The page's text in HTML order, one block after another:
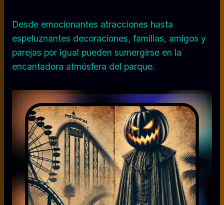
Desde emocionantes atracciones hasta
espeluznantes decoraciones, familias, amigos y
parejas por igual pueden sumergirse en la
encantadora atmósfera del parque.